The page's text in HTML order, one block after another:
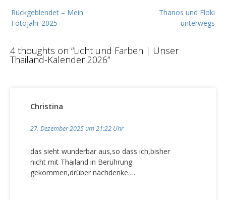
e
i
t
r
Thanos und Floki
unterwegs
Rückgeblendet – Mein
Fotojahr 2025
4 thoughts on “Licht und Farben | Unser
Thailand-Kalender 2026”
Christina
27. Dezember 2025 um 21:22 Uhr
das sieht wunderbar aus,so dass ich,bisher
nicht mit Thailand in Berührung
gekommen,drüber nachdenke….